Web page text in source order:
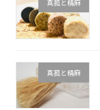
真菰と精麻
真菰と精麻